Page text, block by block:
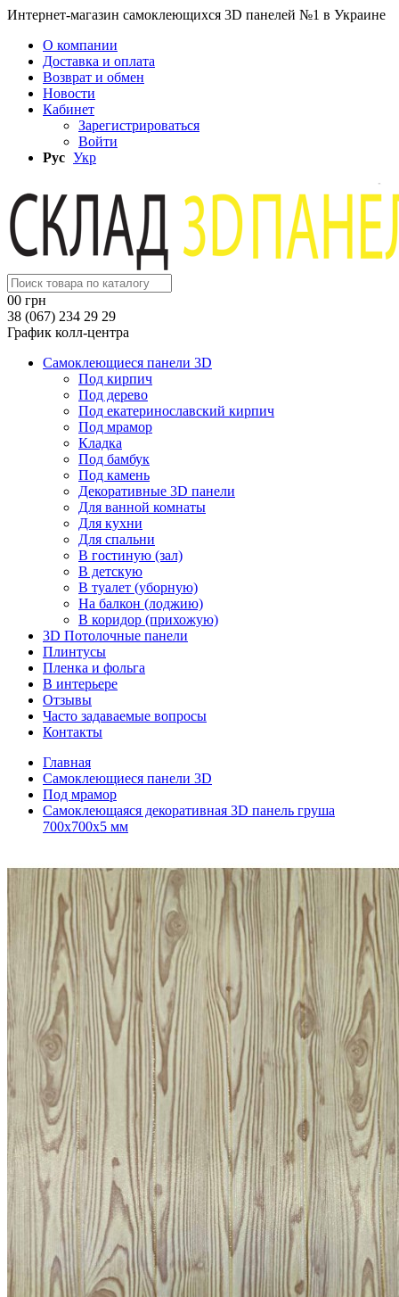
Интернет-магазин самоклеющихся 3D панелей №1 в Украине
О компании
Доставка и оплата
Возврат и обмен
Новости
Кабинет
Зарегистрироваться
Войти
Рус Укр
00 грн
38 (067) 234 29 29
График колл-центра
Самоклеющиеся панели 3D
Под кирпич
Под дерево
Под екатеринославский кирпич
Под мрамор
Кладка
Под бамбук
Под камень
Декоративные 3D панели
Для ванной комнаты
Для кухни
Для спальни
В гостиную (зал)
В детскую
В туалет (уборную)
На балкон (лоджию)
В коридор (прихожую)
3D Потолочные панели
Плинтусы
Пленка и фольга
В интерьере
Отзывы
Часто задаваемые вопросы
Контакты
Главная
Самоклеющиеся панели 3D
Под мрамор
Самоклеющаяся декоративная 3D панель груша
700x700x5 мм